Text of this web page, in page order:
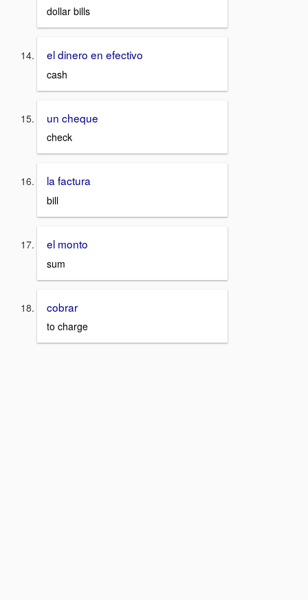
dollar bills
el dinero en efectivo
cash
un cheque
check
la factura
bill
el monto
sum
cobrar
to charge